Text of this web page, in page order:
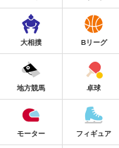
大相撲 Bリーグ
地方競馬 卓球
モーター フィギュア